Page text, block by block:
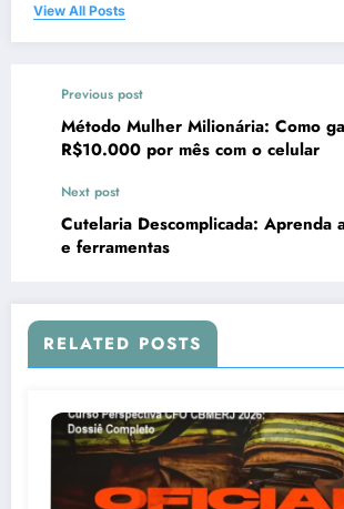
View All Posts
Previous post
Método Mulher Milionária: Como
R$10.000 por mês com o celular
Next post
Cutelaria Descomplicada: Aprenda
e ferramentas
RELATED POSTS